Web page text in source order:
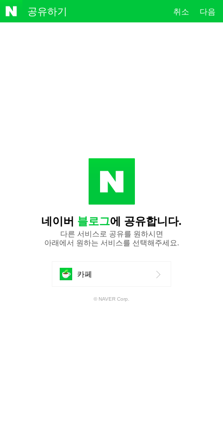
NAVE
공유하기 취소 다음
네이버 블로그에 공유합니다.
다른 서비스로 공유를 원하시면
아래에서 원하는 서비스를 선택해주세요.
카페
공
© NAVER Corp.